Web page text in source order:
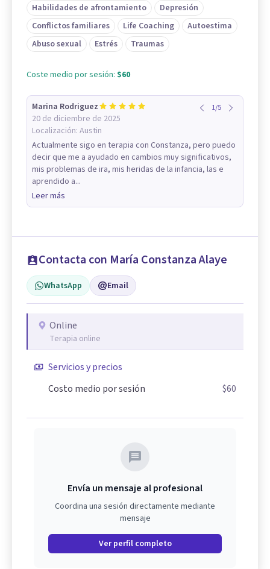
Habilidades de afrontamiento
Depresión
Conflictos familiares
Life Coaching
Autoestima
Abuso sexual
Estrés Traumas
Coste medio por sesión: $60
Marina Rodriguez
20 de diciembre de 2025
Localización: Austin
1/5
Actualmente sigo en terapia con Constanza, pero puedo
decir que me a ayudado en cambios muy significativos,
mis problemas de ira, mis heridas de la infancia, las e
aprendido a...
Leer más
Contacta con María Constanza Alaye
WhatsApp Email
Online
Terapia online
Servicios y precios
Costo medio por sesión
$60
Envía un mensaje al profesional
Coordina una sesión directamente mediante
mensaje
Ver perfil completo